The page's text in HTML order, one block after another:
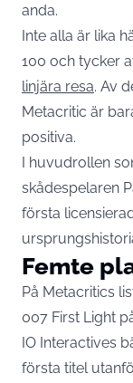
anda.
Inte alla är lika
100 och tycker
linjära resa. Av
Metacritic är
positiva.
I huvudrollen
skådespelaren
första
Femte
På Metacritics
007 First Light
IO Interactives
första titel